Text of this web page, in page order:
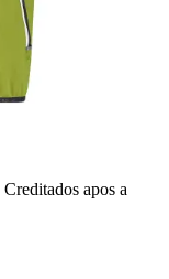
Creditados apos a